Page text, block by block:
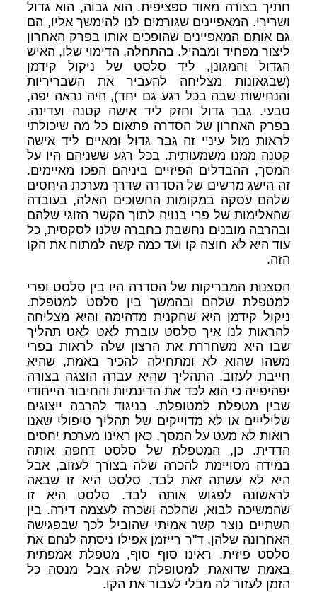
חתיך בצורה מאוד ספציפית. הוא גבוה, הוא גדול
ושרירי. המאפיינים שגורמים לנו להימשך אליו, הם
גם אותם המאפיינים שהופכים אותו בפרק האחרון
ליצור מפחיד ומבהיל. בהתחלה, הדימוי שלו, האיש
הגדול והמגונן, ליד סלסט של ניקול קידמן
(שבגאונות מצליחה להעביר את השבריריות
והנחישות שבה בכל רגע גם יחד), היה נראה יפה,
טבעי. גבר גדול וחזק ליד אישה קטנה ועדינה.
בפרק האחרון של הסדרה פתאום כל מה שיכולתי
לראות מול עיניי זה גבר גדול ומאיים ליד אישה
קטנה ממנו משמעותית. בכל רגע ששניהם היו על
המסך, ההבדלים הפיזיים ביניהם הפכו מאיימים.
זה הישג מרשים של הסדרה שדרך מערכת היחסים
שלהם עסקה במקומות החשוכים האלה, בעובדה
שהאלימות של פרי בנויה לתוך הקשר הזוגי שלהם
ובהרבה מובנים נחשבת בחברה שלנו לסקסית, כל
עוד היא לא חוצה קו ועד כמה קשה למתוח את הקו
הזה.
הסצנות המבריקות של הסדרה היו בין סלסט ופרי
למטפלת שלהם ובהמשך בין סלסט למטפלת.
ניקול קידמן היא שחקנית מדהימה והיא מצליחה
להראות לנו איך סלסט עוברת לאט לאט תהליך
שבו היא משחררת את הרצון שלה לראות בפרי
משהו שהוא לא ומתחילה להכיר באמת, שהיא
חייבת לעזוב. התהליך שהיא עברה הוצגה בצורה
יפהיפייה כי הוא לכד את הדינמיות והחיבור הייחודי
שבין מטפלת למטופלת. בניגוד להרבה ייצוגים
שלילייים או לא מדוייקים של תהליך טיפולי שאנו
רואות לא מעט על המסך, כאן ראינו מערכת יחסים
הדדית. כן, המטפלת של סלסט דחפה אותה
במידה מסויימת להכרה שלה בצורך לעזוב, אבל
היא לא עשתה זאת לבד. סלסט היא זו שבאה
לראשונה לפגוש אותה לבד. סלסט היא זו
שהמשיכה לבוא, שהלכה ושכרה לעצמה דירה. בין
השתיים נוצר קשר אמיתי שהוביל לכך שבפגישה
האחרונה שלהן, ד"ר רייזמן אפילו ניסתה לנחם את
סלסט פיזית. ראינו סוף סוף, מטפלת אמפתית
באמת שדואגת למטופלת שלה אבל מנסה כל
הזמן לעזור לה מבלי לעבור את הקו.